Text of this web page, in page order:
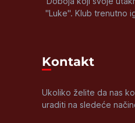
"Luke". Klub trenutno
Kontakt
Ukoliko želite da nas
uraditi na sledeće